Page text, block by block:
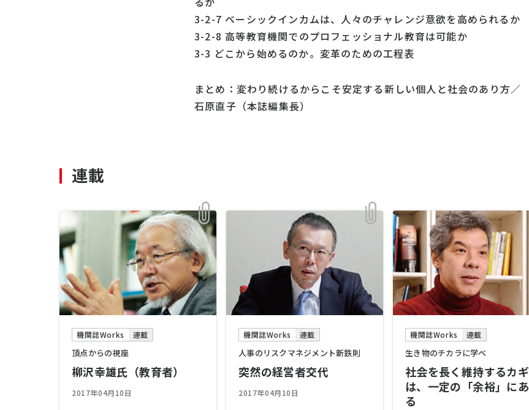
3-2-7 ベーシックインカムは、人々のチャレンジ意欲を高められるか
3-2-8 高等教育機関でのプロフェッショナル教育は可能か
3-3 どこから始めるのか。変革のための工程表
まとめ：変わり続けるからこそ安定する新しい個人と社会のあり方／
石原直子（本誌編集長）
連載
機関誌Works 連載
頂点からの視座
柳沢幸雄氏（教育者）
2017年04月10日
機関誌Works 連載
人事のリスクマネジメント新鉄則
突然の経営者交代
2017年04月10日
機関誌Works 連載
生き物のチカラに学べ
社会を長く維持するカギ
は、一定の「余裕」にあ
る